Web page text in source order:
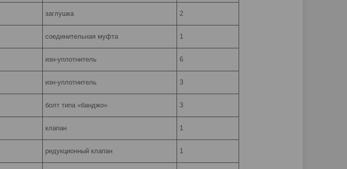
заглушка 2
соединительная муфта 1
изн-уплотнитель 6
изн-уплотнитель 3
болт типа «банджо» 3
клапан 1
редукционный клапан 1